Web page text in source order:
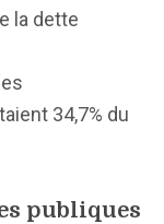
la dette
34,7% du
publiques